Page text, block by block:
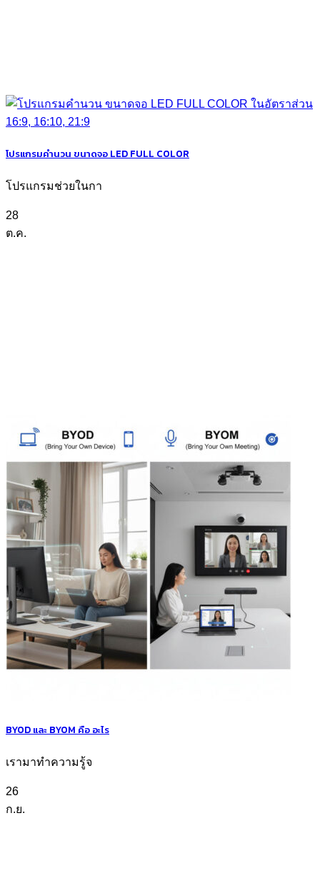
โปรแกรมคำนวน ขนาดจอ LED FULL COLOR
โปรแกรมช่วยในกา
28
ต.ค.
BYOD และ BYOM คือ อะไร
เรามาทำความรู้จ
26
ก.ย.